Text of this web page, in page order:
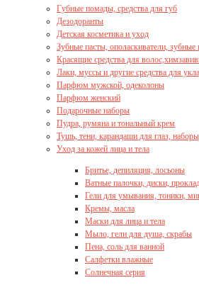
Губные помады, средства для губ
Дезодоранты
Детская косметика и уход
Зубные пасты, ополаскиватели, зубные
Красящие средства для
Лаки, муссы и другие средства для
Парфюм мужской, одеколоны
Парфюм женский
Подарочные наборы
Пудра, румяна и тональный крем
Тушь, тени, карандаши для глаз, наборы
Уход за кожей лица и тела
Бритье, депиляция, лосьоны
Ватные палочки, диски,
Гели для умывания, тоники,
Кремы, масла
Маски для лица и тела
Мыло, гели для душа, скрабы
Пена, соль для ванной
Салфетки влажные
Солнечная серия